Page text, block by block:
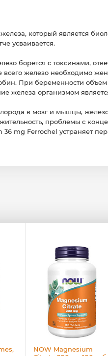
который является
усваивается.
борется с токсинами,
всего железо необходимо
При беременности
железа организмом
в мозг и мышцы,
проблемы с
mg Ferrochel устраняет
NOW Magnesium